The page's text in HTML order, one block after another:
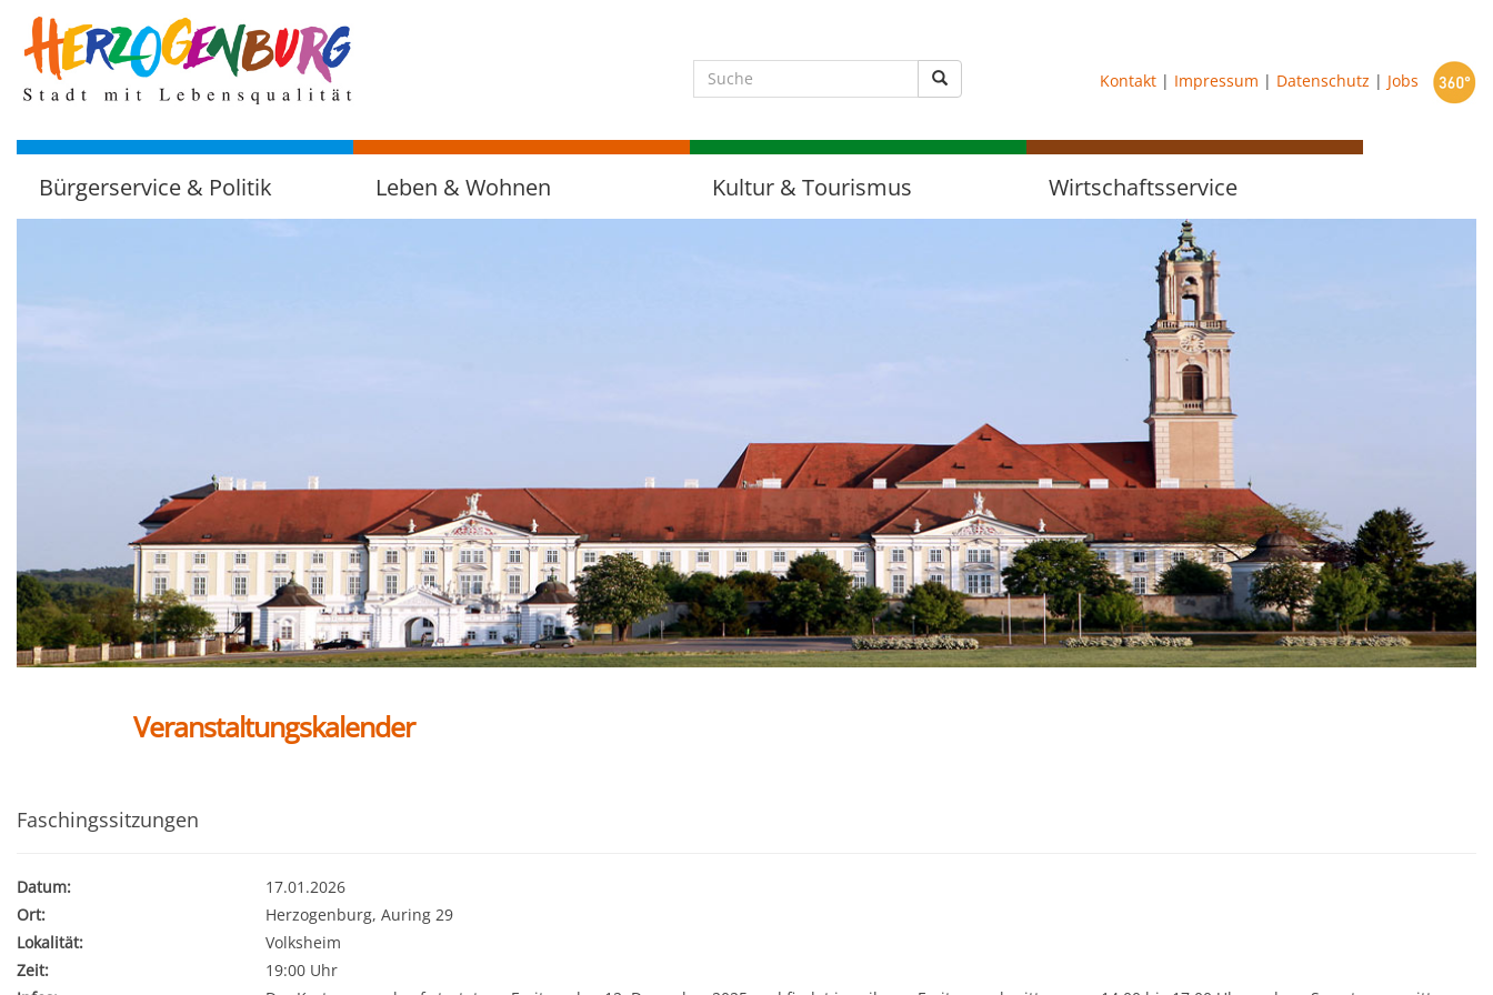
zum
Hauptinhalt
Kontakt | Impressum | Datenschutz | Jobs
Bürgerservice & Politik Leben & Wohnen Kultur & Tourismus Wirtschaftsservice
Veranstaltungskalender
Faschingssitzungen
Datum:
17.01.2026
Ort:
Herzogenburg, Auring 29
Lokalität:
Volksheim
Zeit:
19:00 Uhr